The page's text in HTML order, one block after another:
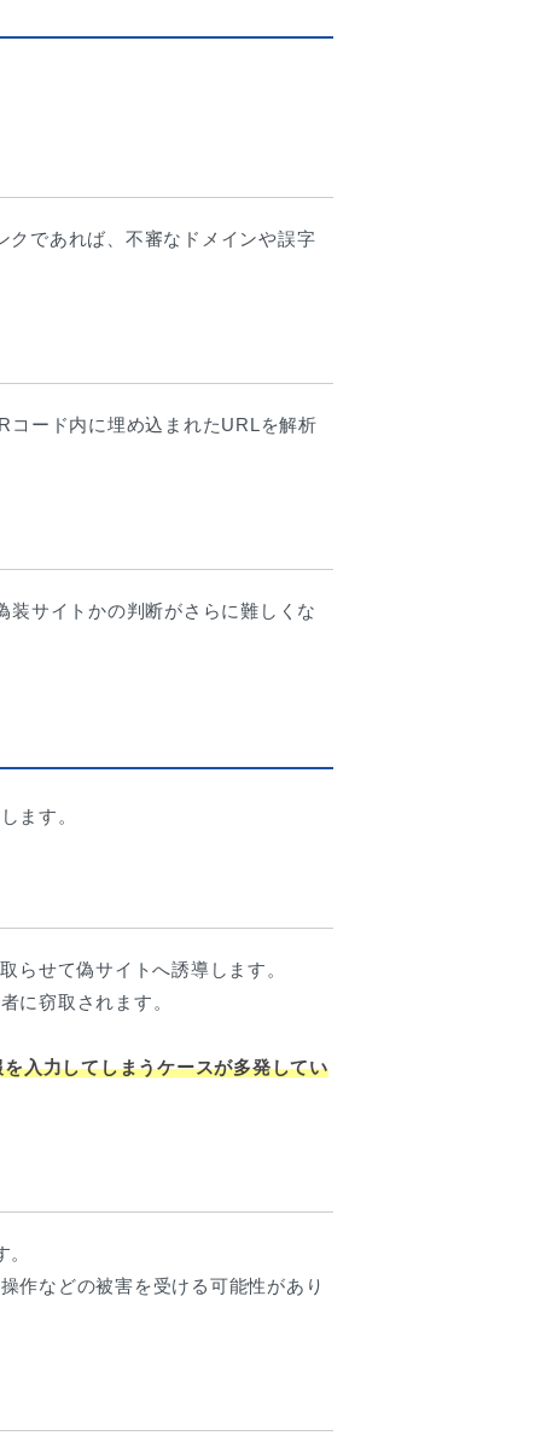
クであれば、不審なドメインや誤字
コード内に埋め込まれたURLを解析
サイトかの判断がさらに難しくな
ます。
らせて偽サイトへ誘導します。
に窃取されます。
入力してしまうケースが多発してい
作などの被害を受ける可能性があり